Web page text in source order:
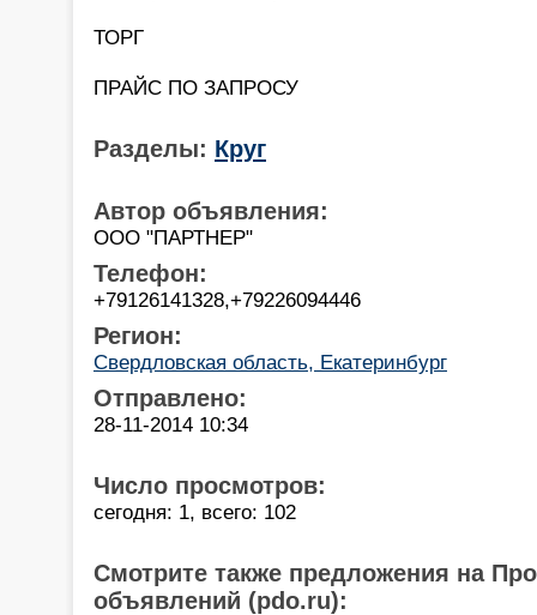
ТОРГ
ПРАЙС ПО ЗАПРОСУ
Разделы: Круг
Автор объявления:
ООО "ПАРТНЕР"
Телефон:
+79126141328,+79226094446
Регион:
Свердловская область, Екатеринбург
Отправлено:
28-11-2014 10:34
Число просмотров:
сегодня: 1, всего: 102
Смотрите также предложения на
объявлений (pdo.ru):